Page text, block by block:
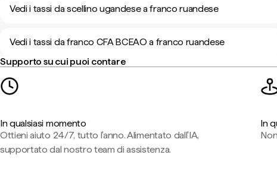
Vedi i tassi da scellino ugandese a franco ruandese
Vedi i tassi da franco CFA BCEAO a franco ruandese
Supporto su cui puoi contare
In qualsiasi momento
Ottieni aiuto 24/7, tutto l'anno. Alimentato dall'IA,
supportato dal nostro team di assistenza.
In